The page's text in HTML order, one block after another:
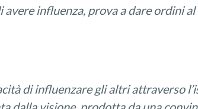
avere influenza, prova a dare ordini
di influenzare gli altri attraverso